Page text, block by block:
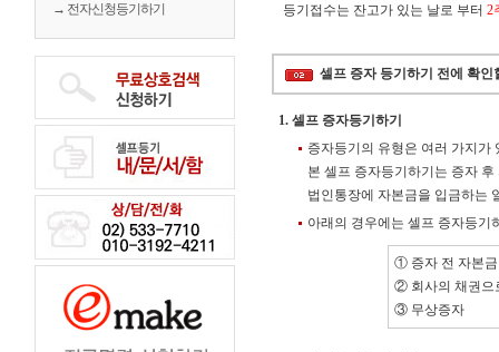
→ 전자신청등기하기
등기접수는 잔고가 있는 날로 부터 2
셀프 증자 등기하기 전에 확인
1. 셀프 증자등기하기
증자등기의 유형은 여러 가지가
본 셀프 증자등기하기는 증자
법인통장에 자본금을 입금하는
아래의 경우에는 셀프 증자등기
① 증자 전 자본금
② 회사의 채권으
③ 무상증자